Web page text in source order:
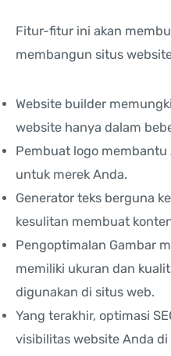
Fitur-fitur ini akan
membangun situs
Website builder
website hanya dalam
Pembuat logo
untuk merek Anda.
Generator teks berguna
kesulitan membuat
Pengoptimalan Gambar
memiliki ukuran dan
digunakan di situs web.
Yang terakhir, optimasi
visibilitas website Anda